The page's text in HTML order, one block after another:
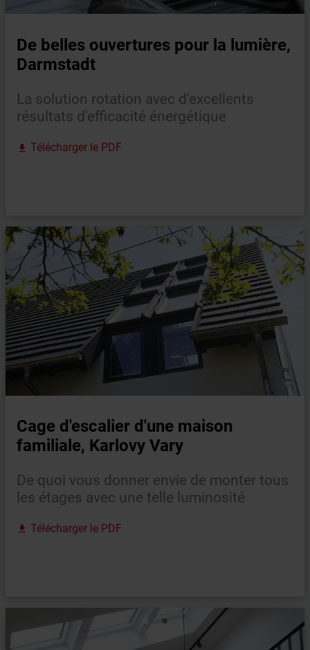
De belles ouvertures pour la lumière,
Darmstadt
La solution rotation avec d'excellents
résultats d'efficacité énergétique
file_download Télécharger le PDF
Cage d'escalier d'une maison
familiale, Karlovy Vary
De quoi vous donner envie de monter tous
les étages avec une telle luminosité
file_download Télécharger le PDF